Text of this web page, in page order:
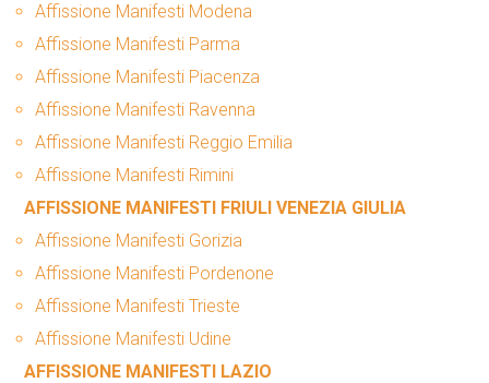
Affissione Manifesti Modena
Affissione Manifesti Parma
Affissione Manifesti Piacenza
Affissione Manifesti Ravenna
Affissione Manifesti Reggio Emilia
Affissione Manifesti Rimini
AFFISSIONE MANIFESTI FRIULI VENEZIA GIULIA
Affissione Manifesti Gorizia
Affissione Manifesti Pordenone
Affissione Manifesti Trieste
Affissione Manifesti Udine
AFFISSIONE MANIFESTI LAZIO